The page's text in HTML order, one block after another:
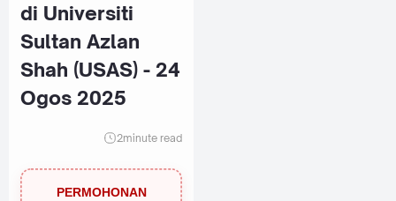
di Universiti
Sultan Azlan
Shah (USAS) - 24
Ogos 2025
2minute read
PERMOHONAN